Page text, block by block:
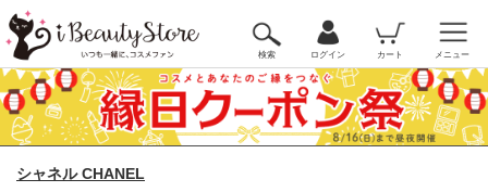
検索 ログイン カート メニュー
シャネル CHANEL